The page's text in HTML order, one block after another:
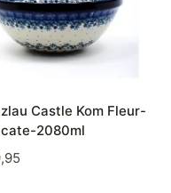
Castle Kom Fleur-
2080ml